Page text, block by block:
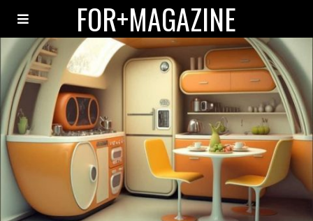
FOR+MAGAZINE